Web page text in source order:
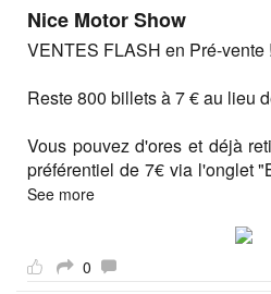
Nice Motor Show
VENTES FLASH en Pré-vente !
Reste 800 billets à 7 € au lieu
Vous pouvez d'ores et déjà
préférentiel de 7€ via l'onglet
See more
0